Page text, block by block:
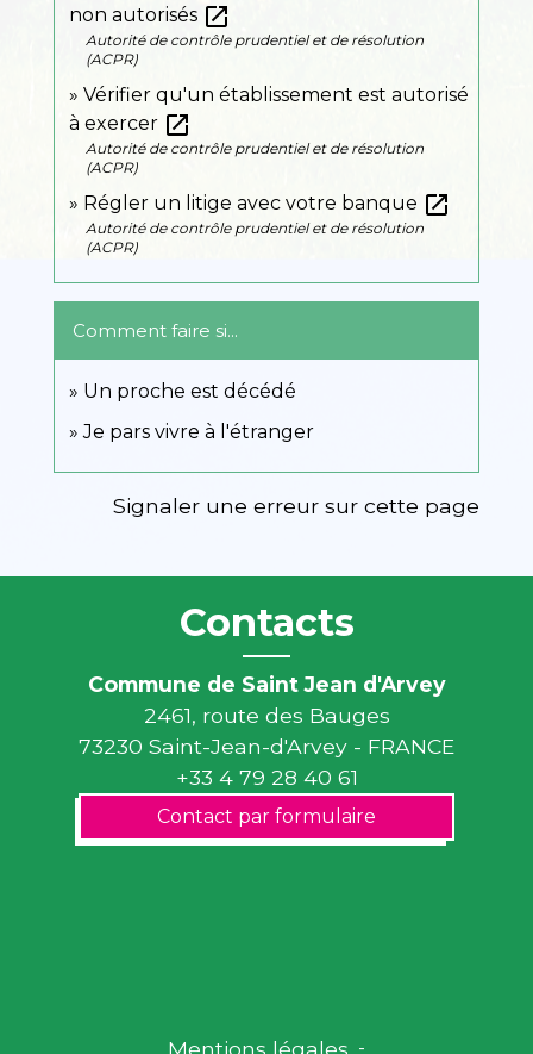
non autorisés open_in_new
Autorité de contrôle prudentiel et de résolution
(ACPR)
Vérifier qu'un établissement est autorisé
à exercer open_in_new
Autorité de contrôle prudentiel et de résolution
(ACPR)
Régler un litige avec votre banque open_in_new
Autorité de contrôle prudentiel et de résolution
(ACPR)
Comment faire si...
Un proche est décédé
Je pars vivre à l'étranger
Signaler une erreur sur cette page
Contacts
Commune de Saint Jean d'Arvey
2461, route des Bauges
73230 Saint-Jean-d'Arvey - FRANCE
+33 4 79 28 40 61
Contact par formulaire
Mentions légales -